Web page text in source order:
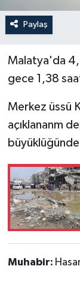
Paylaş
Malatya'da
gece 1,38
Merkez üssü
açıklananm
Muhabir:
Teknoloji